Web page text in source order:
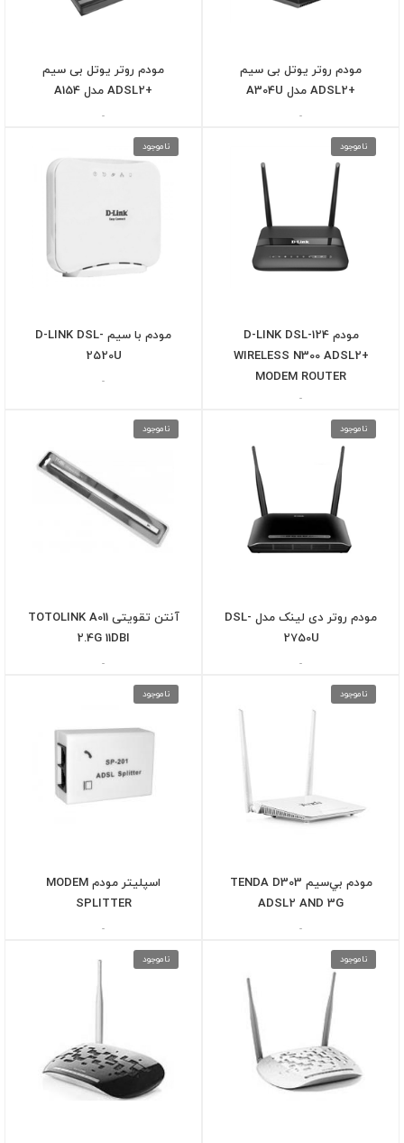
مودم روتر یوتل بی سیم
+ADSL2 مدل A304U
-
مودم روتر یوتل بی سیم
+ADSL2 مدل A154
-
ناموجود
مودم D-LINK DSL-124
WIRELESS N300 ADSL2+
MODEM ROUTER
-
ناموجود
مودم با سیم D-LINK DSL-
2520U
-
ناموجود
مودم روتر دی لینک مدل DSL-
2750U
-
ناموجود
آنتن تقویتی TOTOLINK A011
2.4G 11DBI
-
ناموجود
مودم بي‌سيم TENDA D303
ADSL2 AND 3G
-
ناموجود
اسپلیتر مودم MODEM
SPLITTER
-
ناموجود ناموجود